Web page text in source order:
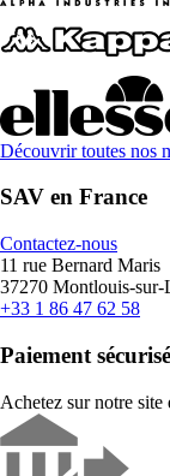
Découvrir toutes nos
SAV en France
Contactez-nous
11 rue Bernard Maris
37270 Montlouis-sur-
+33 1 86 47 62 58
Paiement sécurisé
Achetez sur notre site